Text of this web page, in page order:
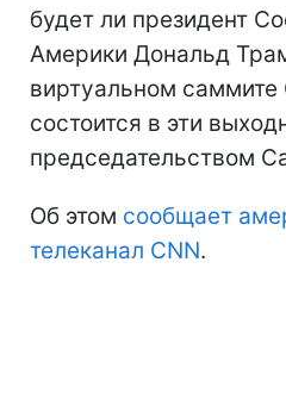
будет ли президент
Америки Дональд
виртуальном
состоится в эти
председательством
Об этом сообщает
телеканал CNN.